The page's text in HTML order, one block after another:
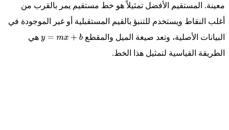
معينة. المستقيم الأفضل تمثيلاً هو خط مستقيم يمر بالقرب من
أغلب النقاط ويستخدم للتنبؤ بالقيم المستقبلية أو غير الموجودة في
البيانات الأصلية، وتعد صيغة الميل والمقطع
y =mx+b
هي
الطريقة القياسية لتمثيل هذا الخط.